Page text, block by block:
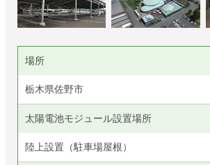
場所
栃木県佐野市
太陽電池モジュール設置場所
陸上設置（駐車場屋根）